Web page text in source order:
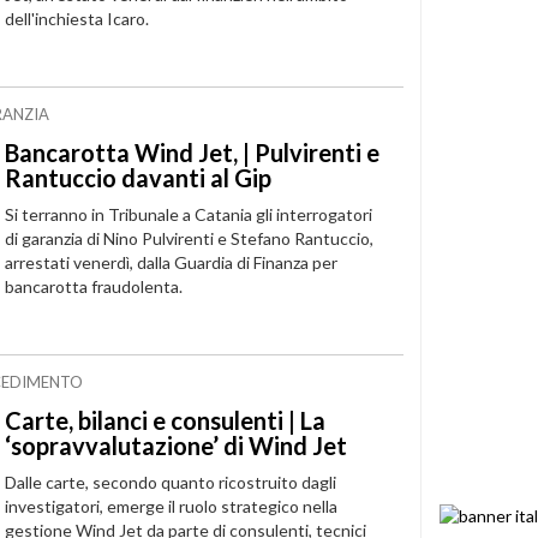
dell'inchiesta Icaro.
Bancarotta Wind Jet, | Pulvirenti e
Rantuccio davanti al Gip
Si terranno in Tribunale a Catania gli interrogatori
di garanzia di Nino Pulvirenti e Stefano Rantuccio,
arrestati venerdì, dalla Guardia di Finanza per
bancarotta fraudolenta.
Carte, bilanci e consulenti | La
‘sopravvalutazione’ di Wind Jet
Dalle carte, secondo quanto ricostruito dagli
investigatori, emerge il ruolo strategico nella
gestione Wind Jet da parte di consulenti, tecnici